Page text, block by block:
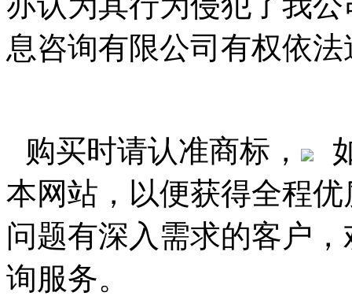
息咨询有限公司有权依
购买时请认准商标，
本网站，以便获得全程
问题有深入需求的客户
询服务。